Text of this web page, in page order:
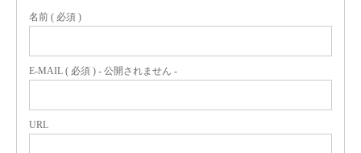
名前 ( 必須 )
E-MAIL ( 必須 ) - 公開されません -
URL